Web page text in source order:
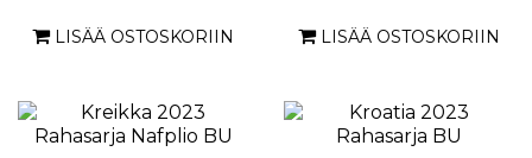
LISÄÄ OSTOSKORIIN LISÄÄ OSTOSKORIIN